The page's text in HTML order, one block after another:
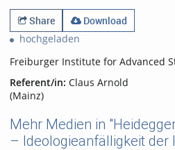
views
favorites
Share
Download
hochgeladen
Freiburger Institute for Advanced
Referent/in: Claus Arnold
(Mainz)
Mehr Medien in
– Ideologieanfälligkeit der